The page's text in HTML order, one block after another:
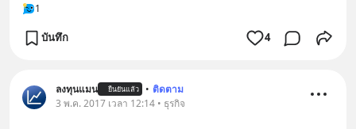
1
บันทึก 4
ลงทุนแมน ยืนยันแล้ว • ติดตาม
3 พ.ค. 2017 เวลา 12:14 • ธุรกิจ